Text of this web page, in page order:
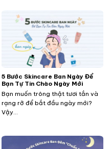
5 Bước Skincare Ban Ngày Để
Bạn Tự Tin Chào Ngày Mới
Bạn muốn trông thật tươi tắn và
rạng rỡ để bắt đầu ngày mới?
Vậy...